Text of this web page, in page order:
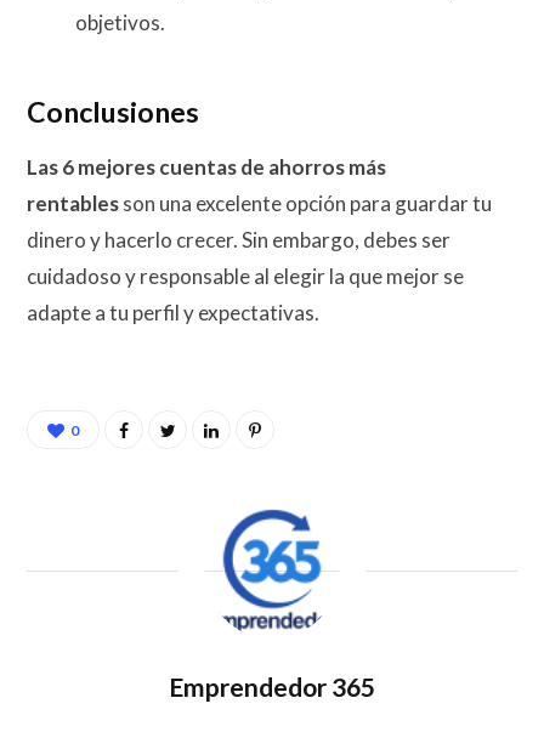
objetivos.
Conclusiones
Las 6 mejores cuentas de ahorros más
rentablesson una excelente opción para guardar tu
dinero y hacerlo crecer. Sin embargo, debes ser
cuidadoso y responsable al elegir la que mejor se
adapte a tu perfil y expectativas.
0
Emprendedor 365